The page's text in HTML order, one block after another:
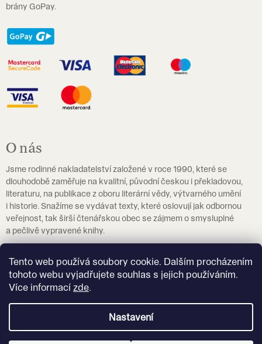
Tento web používá soubory cookie. Dalším procházením
tohoto webu vyjadřujete souhlas s jejich používáním.
Více informací zde.
Nastavení
brány GoPay.
O nás
Jsme rodinné nakladatelství založené v roce 1990, které se
dlouhodobě zaměřuje na kvalitní, původní českou i překladovou,
literaturu, na publikace z oboru literární vědy, výtvarného umění
i historie. Snažíme se vydávat texty, které oslovují jak odbornou
veřejnost, tak širší čtenářskou obec se zájmem o smysluplné
a pečlivě vypravené knihy.
prosím eshop.czechstepbystep.cz.
Více o nakladatelství Akropolis
Vytvořil Shoptet